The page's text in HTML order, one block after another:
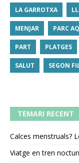
LA GARROTXA
MENJAR PARC
PART PLATGES
SALUT SEGON
TEMARI RECENT
Calces menstruals?
Viatge en tren